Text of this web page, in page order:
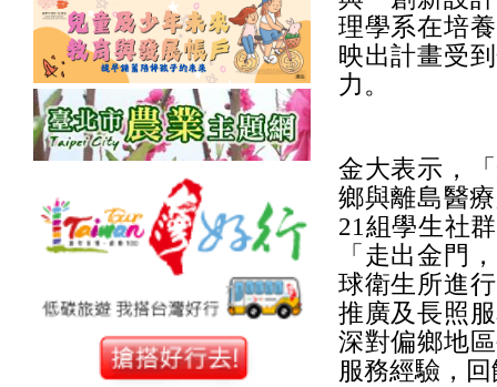
理學系在培
映出計畫受
力。
金大表示，
鄉與離島醫
21組學生社
「走出金門
球衛生所進
推廣及長照
深對偏鄉地
服務經驗，